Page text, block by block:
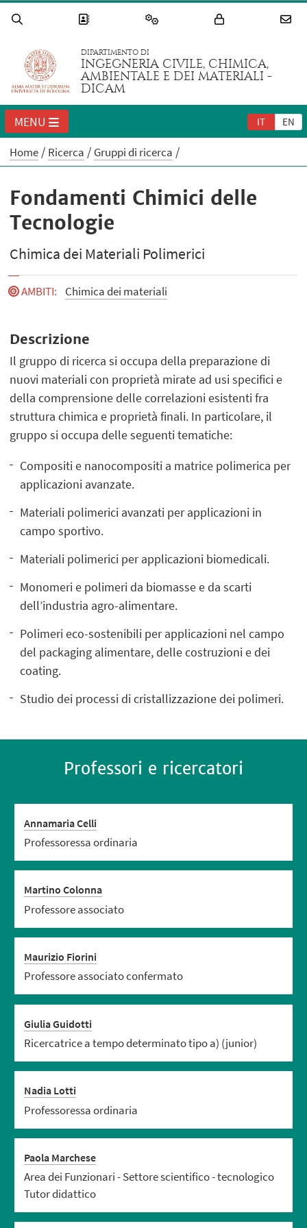
DIPARTIMENTO DI
INGEGNERIA CIVILE, CHIMICA,
AMBIENTALE E DEI MATERIALI -
DICAM
IT EN
MENU
Home Ricerca Gruppi di ricerca
Fondamenti Chimici delle
Tecnologie
Chimica dei Materiali Polimerici
AMBITI: Chimica dei materiali
Descrizione
Il gruppo di ricerca si occupa della preparazione di
nuovi materiali con proprietà mirate ad usi specifici e
della comprensione delle correlazioni esistenti fra
struttura chimica e proprietà finali. In particolare, il
gruppo si occupa delle seguenti tematiche:
Compositi e nanocompositi a matrice polimerica per
applicazioni avanzate.
Materiali polimerici avanzati per applicazioni in
campo sportivo.
Materiali polimerici per applicazioni biomedicali.
Monomeri e polimeri da biomasse e da scarti
dell’industria agro-alimentare.
Polimeri eco-sostenibili per applicazioni nel campo
del packaging alimentare, delle costruzioni e dei
coating.
Studio dei processi di cristallizzazione dei polimeri.
Professori e ricercatori
Annamaria Celli
Professoressa ordinaria
Martino Colonna
Professore associato
Maurizio Fiorini
Professore associato confermato
Giulia Guidotti
Ricercatrice a tempo determinato tipo a) (junior)
Nadia Lotti
Professoressa ordinaria
Paola Marchese
Area dei Funzionari - Settore scientifico - tecnologico
Tutor didattico